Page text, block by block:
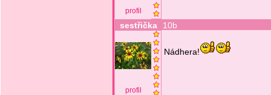
profil
sestřička 10b
profil
Nádhera!